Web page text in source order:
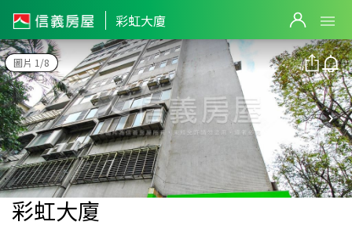
彩虹大廈
圖片 1/8
彩虹大廈